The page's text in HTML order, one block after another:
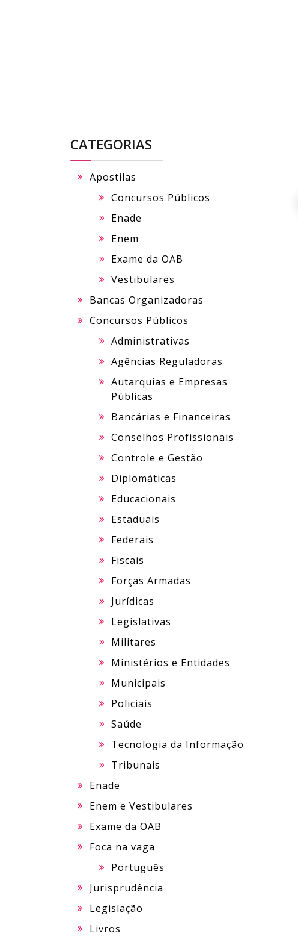
CATEGORIAS
Apostilas
Concursos Públicos
Enade
Enem
Exame da OAB
Vestibulares
Bancas Organizadoras
Concursos Públicos
Administrativas
Agências Reguladoras
Autarquias e Empresas
Públicas
Bancárias e Financeiras
Conselhos Profissionais
Controle e Gestão
Diplomáticas
Educacionais
Estaduais
Federais
Fiscais
Forças Armadas
Jurídicas
Legislativas
Militares
Ministérios e Entidades
Municipais
Policiais
Saúde
Tecnologia da Informação
Tribunais
Enade
Enem e Vestibulares
Exame da OAB
Foca na vaga
Português
Jurisprudência
Legislação
Livros